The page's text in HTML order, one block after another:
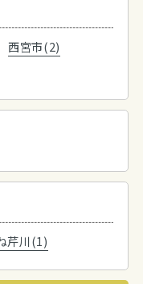
西宮市(2)
芹川(1)